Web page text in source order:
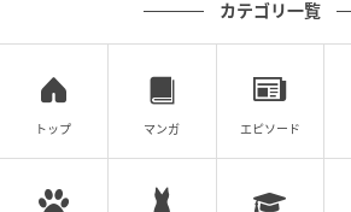
鑑定を行う。現実的な視点とスピリ
バランスよく取り入れ、心に寄り
相談者から高い評価を得ている。
Webサイト：https://selene-
オンライン占いセレーネ：
カテゴリ一覧
トップ マンガ エピソード